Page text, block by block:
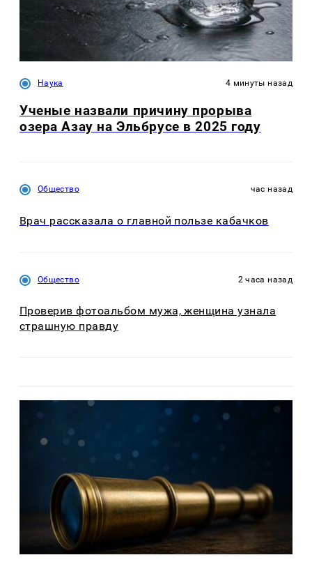
Наука 4 минуты назад
Ученые назвали причину прорыва
озера Азау на Эльбрусе в 2025 году
Общество час назад
Врач рассказала о главной пользе кабачков
Общество 2 часа назад
Проверив фотоальбом мужа, женщина узнала
страшную правду